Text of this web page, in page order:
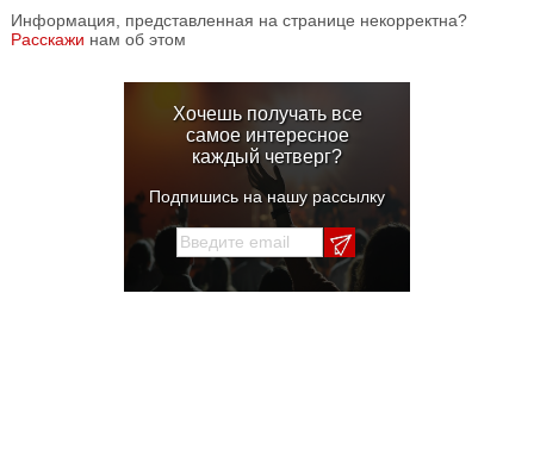
Информация, представленная на странице некорректна?
Расскажи нам об этом
Хочешь получать все
самое интересное
каждый четверг?
Подпишись на нашу рассылку